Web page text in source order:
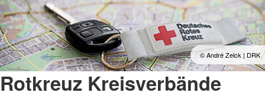
© André Zelck | DRK
Rotkreuz Kreisverbände